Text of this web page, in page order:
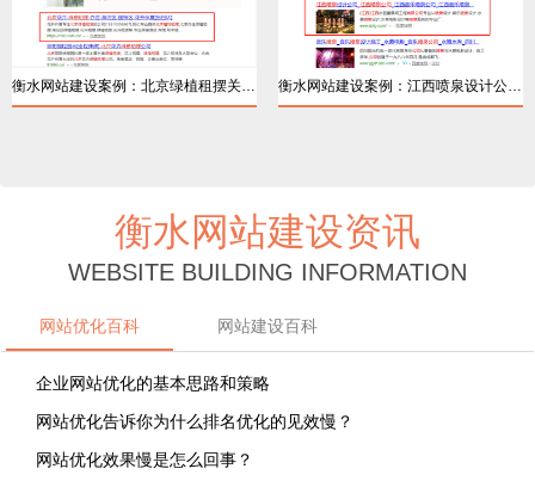
衡水网站建设案例：北京绿植租摆关键词排名 衡水网站建设案例：江西喷泉设计公司关键词
衡水网站建设资讯
WEBSITE BUILDING INFORMATION
网站优化百科 网站建设百科
企业网站优化的基本思路和策略
网站优化告诉你为什么排名优化的见效慢？
网站优化效果慢是怎么回事？